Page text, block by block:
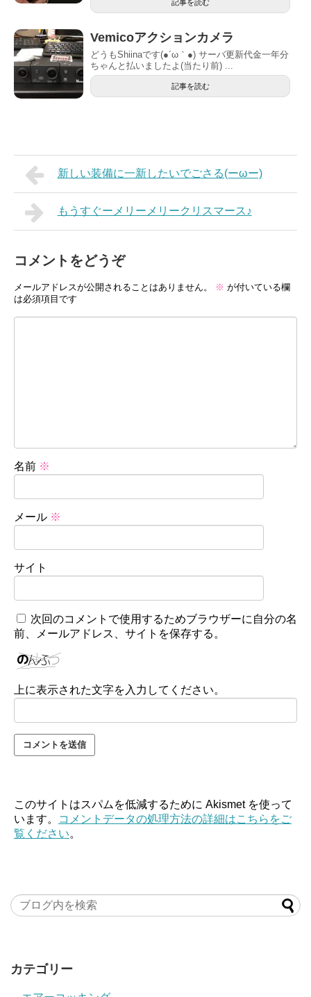
記事を読む
Vemicoアクションカメラ
どうもShiinaです(●´ω｀●) サーバ更新代金一年分
ちゃんと払いましたよ(当たり前) ...
記事を読む
新しい装備に一新したいでごさる(ーωー)
もうすぐーメリーメリークリスマース♪
コメントをどうぞ
メールアドレスが公開されることはありません。 ※ が付いている欄
は必須項目です
名前 ※
メール ※
サイト
次回のコメントで使用するためブラウザーに自分の名
前、メールアドレス、サイトを保存する。
上に表示された文字を入力してください。
このサイトはスパムを低減するために Akismet を使って
います。
コメントデータの処理方法の詳細はこちらをご
覧ください。
カテゴリー